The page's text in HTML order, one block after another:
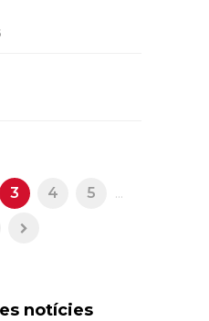
3 4 5
...
notícies